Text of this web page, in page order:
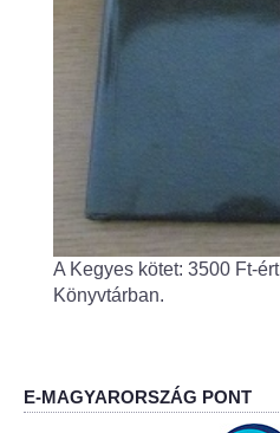
Kultúra
IKSZT - Integrált
Rendezvényház
Rákóczi Mozi
A Kegyes kötet: 3500 Ft-
Könyvtárban.
E-MAGYARORSZÁG PONT